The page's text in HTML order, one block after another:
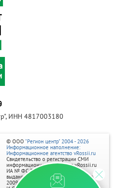
ИНН 4817003180
© ООО "Регион центр" 2004 - 2026
Информационное наполнение:
Информационное агентство vRossii.ru
Свидетельство о регистрации СМИ
информационного агентства vRossii.ru
ИА № ФС 77‑35502
выдано РОСКОМНАДЗОРом 04 марта
2009г.